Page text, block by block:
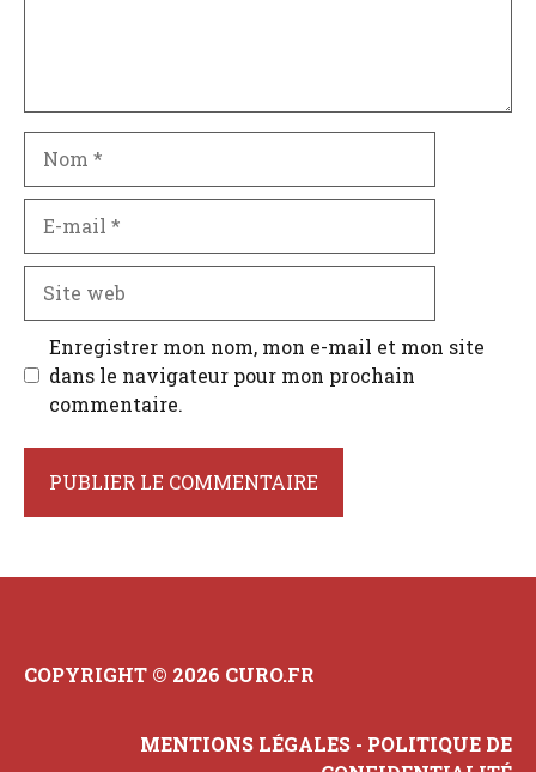
mail
web
Enregistrer mon nom, mon e-mail et mon site
dans le navigateur pour mon prochain
commentaire.
COPYRIGHT © 2026 CURO.FR
MENTIONS LÉGALES - POLITIQUE DE